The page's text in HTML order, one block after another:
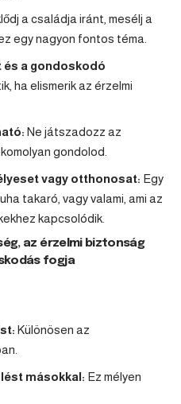
a családja iránt, mesélj a
egy nagyon fontos téma.
és a gondoskodó
ha elismerik az érzelmi
Ne játszadozz az
gondolod.
vagy otthonosat: Egy
takaró, vagy valami, ami az
kapcsolódik.
az érzelmi biztonság
fogja
Különösen az
másokkal: Ez mélyen